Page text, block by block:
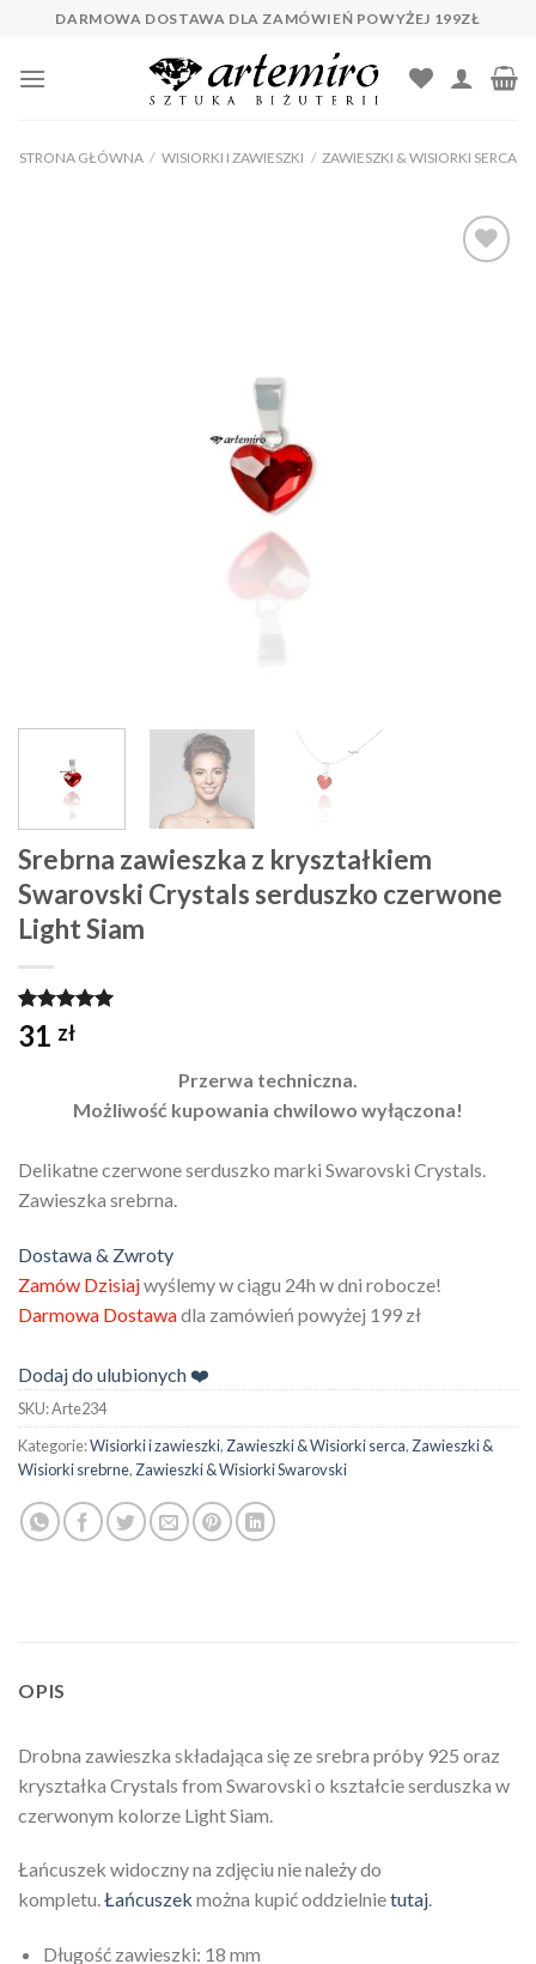
content
DARMOWA DOSTAWA DLA ZAMÓWIEŃ POWYŻEJ 199ZŁ
STRONA GŁÓWNA / WISIORKI I ZAWIESZKI / ZAWIESZKI & WISIORKI SERCA
Srebrna zawieszka z kryształkiem
Swarovski Crystals serduszko czerwone
Light Siam
Oceniony
5.00 na 5
1
31 zł
Przerwa techniczna.
Możliwość kupowania chwilowo wyłączona!
Delikatne czerwone serduszko marki Swarovski Crystals.
Zawieszka srebrna.
Dostawa & Zwroty
Zamów Dzisiajwyślemy w ciągu 24h w dni robocze!
Darmowa Dostawadla zamówień powyżej 199 zł
Dodaj do ulubionych ❤️
SKU:Arte234
Kategorie:Wisiorki i zawieszki, Zawieszki & Wisiorki serca, Zawieszki &
Wisiorki srebrne, Zawieszki & Wisiorki Swarovski
OPIS
Drobna zawieszka składająca się ze srebra próby 925 oraz
kryształka Crystals from Swarovski o kształcie serduszka w
czerwonym kolorze Light Siam.
Łańcuszek widoczny na zdjęciu nie należy do
kompletu.Łańcuszek można kupić oddzielnietutaj.
Długość zawieszki: 18 mm